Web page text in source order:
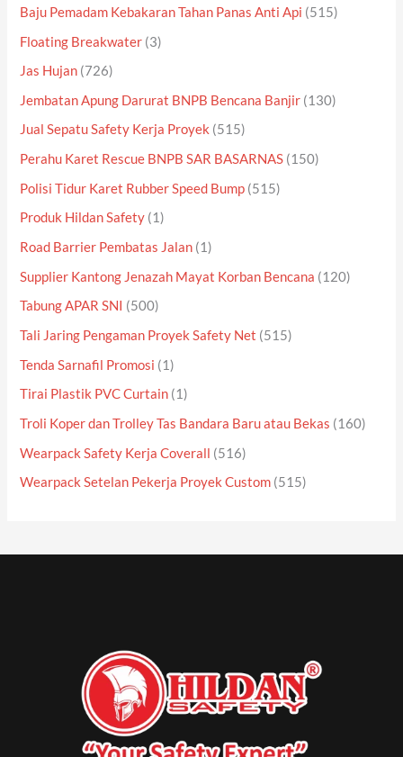
Baju Pemadam Kebakaran Tahan Panas Anti Api (515)
Floating Breakwater (3)
Jas Hujan (726)
Jembatan Apung Darurat BNPB Bencana Banjir (130)
Jual Sepatu Safety Kerja Proyek (515)
Perahu Karet Rescue BNPB SAR BASARNAS (150)
Polisi Tidur Karet Rubber Speed Bump (515)
Produk Hildan Safety (1)
Road Barrier Pembatas Jalan (1)
Supplier Kantong Jenazah Mayat Korban Bencana (120)
Tabung APAR SNI (500)
Tali Jaring Pengaman Proyek Safety Net (515)
Tenda Sarnafil Promosi (1)
Tirai Plastik PVC Curtain (1)
Troli Koper dan Trolley Tas Bandara Baru atau Bekas (160)
Wearpack Safety Kerja Coverall (516)
Wearpack Setelan Pekerja Proyek Custom (515)